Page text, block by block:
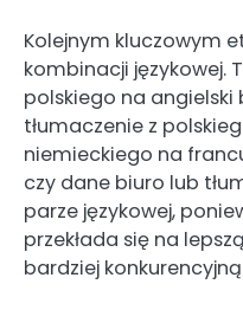
Kolejnym kluczowym
kombinacji językowej.
polskiego na angielski
tłumaczenie z
niemieckiego na
czy dane biuro lub
parze językowej,
przekłada się na
bardziej